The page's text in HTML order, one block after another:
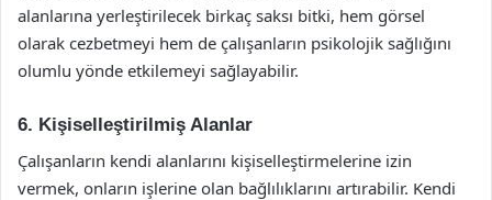
alanlarına yerleştirilecek birkaç saksı bitki, hem görsel
olarak cezbetmeyi hem de çalışanların psikolojik sağlığını
olumlu yönde etkilemeyi sağlayabilir.
6. Kişiselleştirilmiş Alanlar
Çalışanların kendi alanlarını kişiselleştirmelerine izin
vermek, onların işlerine olan bağlılıklarını artırabilir. Kendi